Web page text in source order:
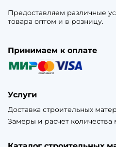
Предоставляем различные
товара оптом и в розницу.
Принимаем к оплате
Услуги
Доставка строительных
Замеры и расчет количества